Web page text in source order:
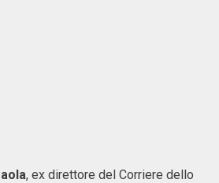
, ex direttore del Corriere dello